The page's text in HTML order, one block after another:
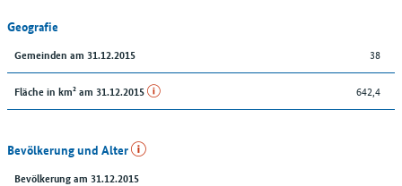
Geografie
Gemeinden am 31.12.2015 38
Fläche in km² am 31.12.2015 642,4
Bevölkerung und Alter
Bevölkerung am 31.12.2015